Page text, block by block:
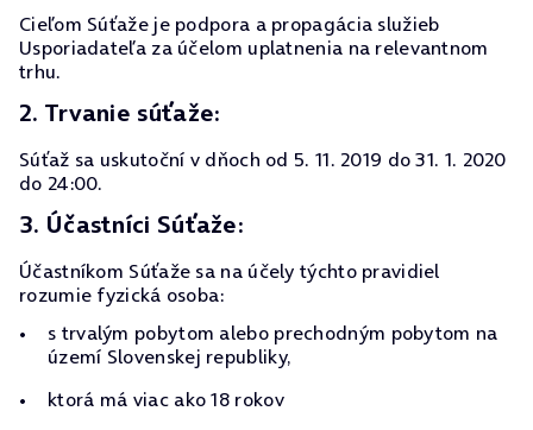
Cieľom Súťaže je podpora a propagácia služieb
Usporiadateľa za účelom uplatnenia na relevantnom
trhu.
2. Trvanie súťaže:
Súťaž sa uskutoční v dňoch od 5. 11. 2019 do 31. 1. 2020
do 24:00.
3. Účastníci Súťaže:
Účastníkom Súťaže sa na účely týchto pravidiel
rozumie fyzická osoba:
s trvalým pobytom alebo prechodným pobytom na
území Slovenskej republiky,
ktorá má viac ako 18 rokov